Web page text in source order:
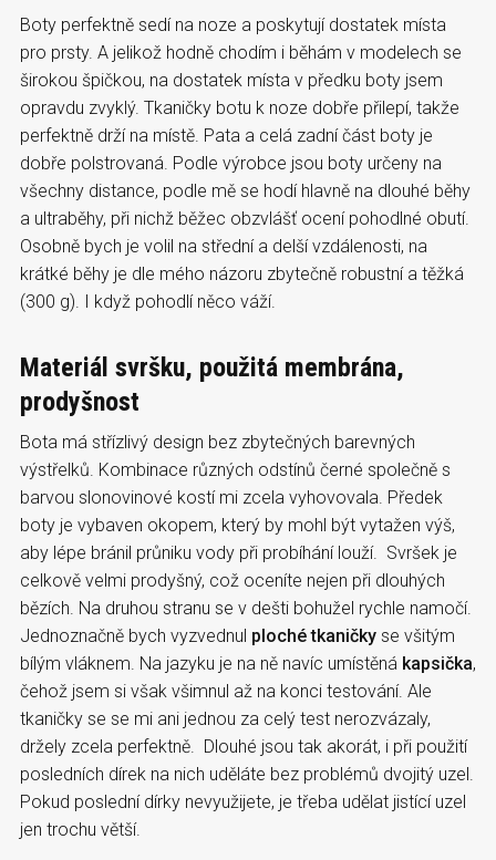
Boty perfektně sedí na noze a poskytují dostatek místa
pro prsty. A jelikož hodně chodím i běhám v modelech se
širokou špičkou, na dostatek místa v předku boty jsem
opravdu zvyklý. Tkaničky botu k noze dobře přilepí, takže
perfektně drží na místě. Pata a celá zadní část boty je
dobře polstrovaná. Podle výrobce jsou boty určeny na
všechny distance, podle mě se hodí hlavně na dlouhé běhy
a ultraběhy, při nichž běžec obzvlášť ocení pohodlné obutí.
Osobně bych je volil na střední a delší vzdálenosti, na
krátké běhy je dle mého názoru zbytečně robustní a těžká
(300 g). I když pohodlí něco váží.
Materiál svršku, použitá membrána,
prodyšnost
Bota má střízlivý design bez zbytečných barevných
výstřelků. Kombinace různých odstínů černé společně s
barvou slonovinové kostí mi zcela vyhovovala. Předek
boty je vybaven okopem, který by mohl být vytažen výš,
aby lépe bránil průniku vody při probíhání louží. Svršek je
celkově velmi prodyšný, což oceníte nejen při dlouhých
bězích. Na druhou stranu se v dešti bohužel rychle namočí.
Jednoznačně bych vyzvednul ploché tkaničky se všitým
bílým vláknem. Na jazyku je na ně navíc umístěná kapsička,
čehož jsem si však všimnul až na konci testování. Ale
tkaničky se se mi ani jednou za celý test nerozvázaly,
držely zcela perfektně. Dlouhé jsou tak akorát, i při použití
posledních dírek na nich uděláte bez problémů dvojitý uzel.
Pokud poslední dírky nevyužijete, je třeba udělat jistící uzel
jen trochu větší.